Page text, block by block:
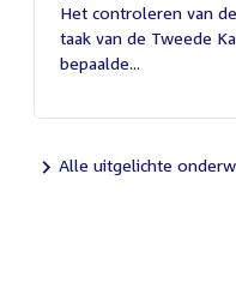
juli
2026
Het controleren van
taak van de Tweede
bepaalde...
Alle uitgelichte